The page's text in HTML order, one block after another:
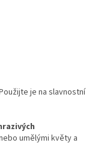
je na slavnostní
umělými květy a